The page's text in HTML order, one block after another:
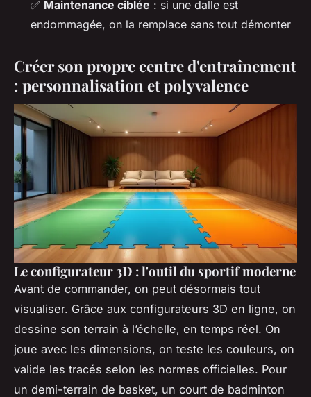
✅ Maintenance ciblée : si une dalle est
endommagée, on la remplace sans tout démonter
Créer son propre centre d'entraînement
: personnalisation et polyvalence
Le configurateur 3D : l'outil du sportif moderne
Avant de commander, on peut désormais tout
visualiser. Grâce aux configurateurs 3D en ligne, on
dessine son terrain à l’échelle, en temps réel. On
joue avec les dimensions, on teste les couleurs, on
valide les tracés selon les normes officielles. Pour
un demi-terrain de basket, un court de badminton